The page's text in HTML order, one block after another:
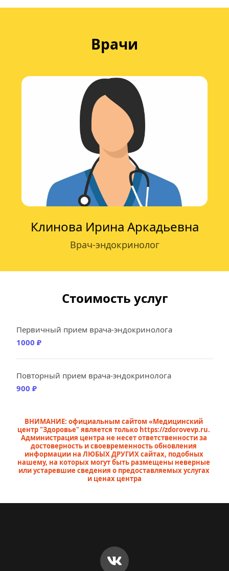
Врачи
Клинова Ирина Аркадьевна
Врач-эндокринолог
Стоимость услуг
Первичный прием врача-эндокринолога
1000 ₽
Повторный прием врача-эндокринолога
900 ₽
ВНИМАНИЕ: официальным сайтом «Медицинский
центр "Здоровье" является только https://zdorovevp.ru.
Администрация центра не несет ответственности за
достоверность и своевременность обновления
информации на ЛЮБЫХ ДРУГИХ сайтах, подобных
нашему, на которых могут быть размещены неверные
или устаревшие сведения о предоставляемых услугах
и ценах центра